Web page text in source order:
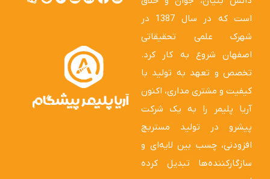
است که در سال 1387 در
شهرک علمی تحقیقاتی
اصفهان شروع به کار کرد.
تخصص و تعهد به تولید با
کیفیت و مشتری مداری، اکنون
آریا پلیمر را به یک شرکت
پیشرو در تولید مستربچ
افزودنی، چسب بین لایه‌ای و
سازگارکننده‌ها تبدیل کرده